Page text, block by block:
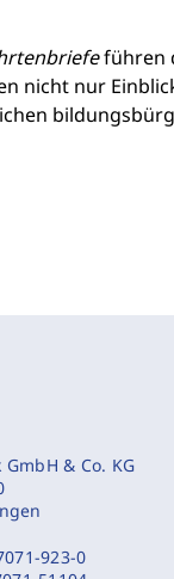
führen
nicht nur
& Co. KG
923-0